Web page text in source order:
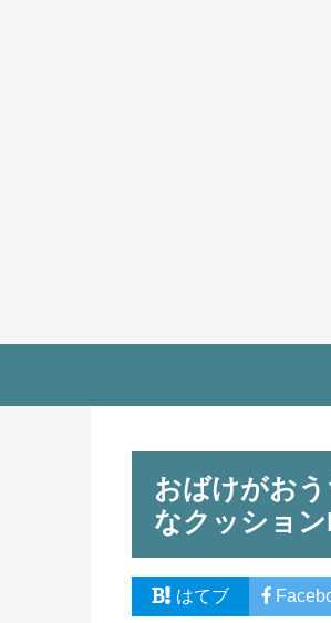
おばけがお
なクッショ
はてブ